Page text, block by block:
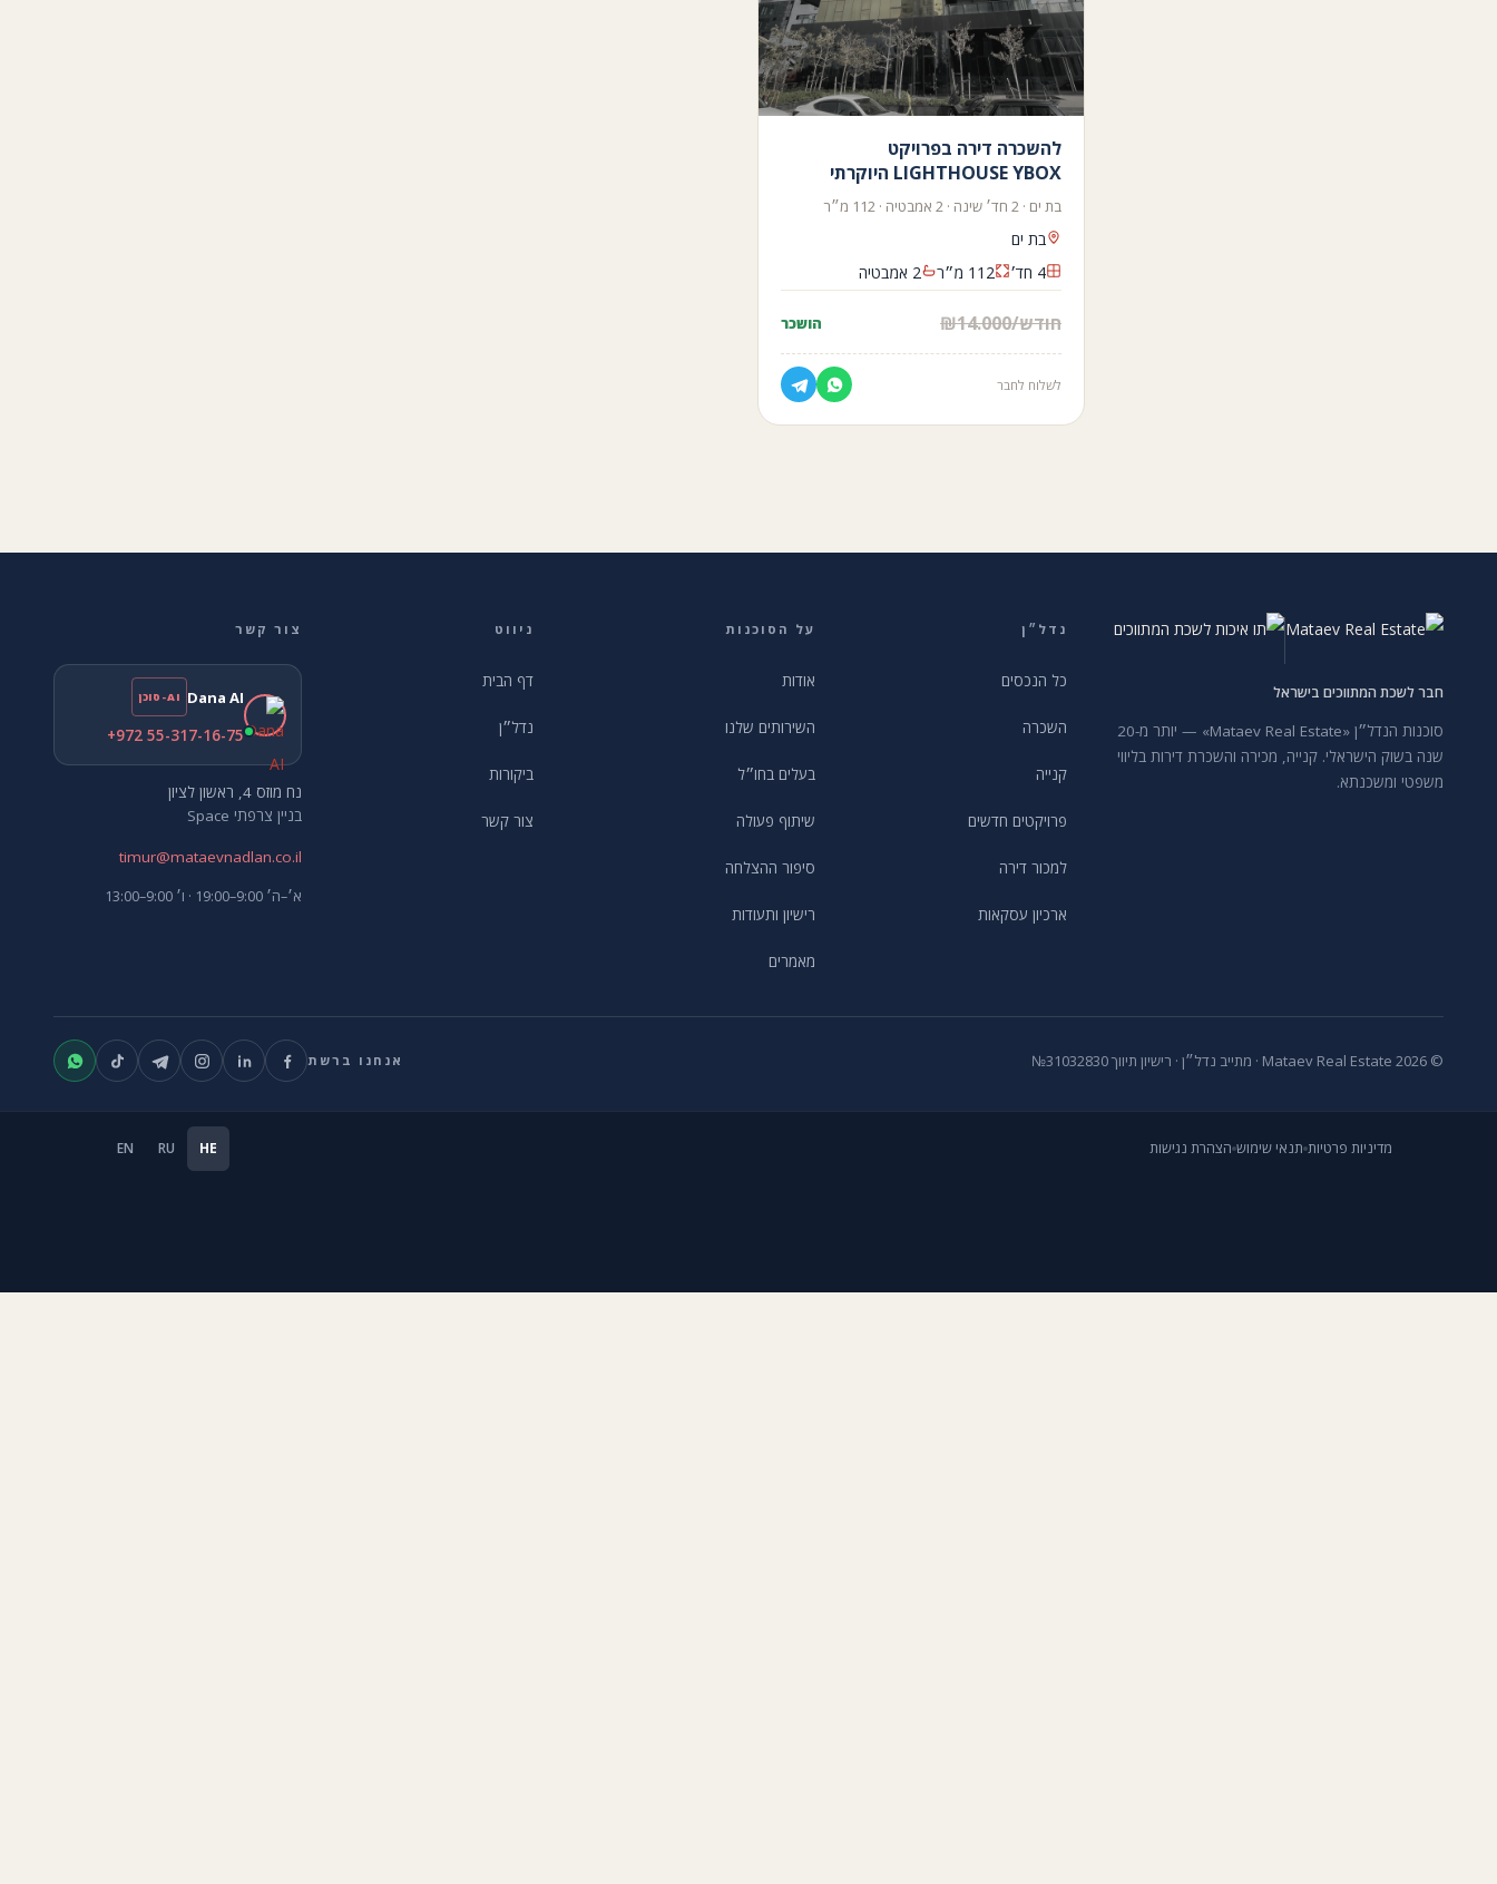
להשכרה דירה בפרויקט
LIGHTHOUSE YBOX היוקרתי
בת ים · 2 חד׳ שינה · 2 אמבטיה · 112 מ״ר
בת ים
4 חד׳
112 מ״ר 2 אמבטיה
₪14.000/חודש הושכר
לשלוח לחבר
חבר לשכת המתווכים בישראל
סוכנות הנדל״ן «Mataev Real Estate» — יותר מ-20
שנה בשוק הישראלי. קנייה, מכירה והשכרת דירות בליווי
משפטי ומשכנתא.
נדל״ן
כל הנכסים
השכרה
קנייה
פרויקטים חדשים
למכור דירה
ארכיון עסקאות
על הסוכנות
אודות
השירותים שלנו
בעלים בחו״ל
שיתוף פעולה
סיפור ההצלחה
רישיון ותעודות
מאמרים
ניווט
דף הבית
נדל״ן
ביקורות
צור קשר
צור קשר
Dana AI AI-סוכן
+972 55-317-16-75
נח מוזס 4, ראשון לציון
בניין צרפתי Space
timur@mataevnadlan.co.il
א׳–ה׳ 9:00–19:00 · ו׳ 9:00–13:00
© 2026 Mataev Real Estate · מתייב נדל״ן · רישיון תיווך№31032830 אנחנו ברשת
מדיניות פרטיות תנאי שימוש הצהרת נגישות HE
RU
EN